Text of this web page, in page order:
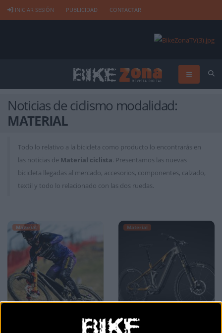
INICIAR SESIÓN PUBLICIDAD CONTACTAR
Noticias de ciclismo modalidad:
MATERIAL
Todo lo relativo a la bicicleta como producto lo encontrarás en
las noticias de Material ciclista. Presentamos las nuevas
bicicleta llegadas al mercado, accesorios, componentes, calzado,
textil y todo lo relacionado con las dos ruedas.
Material
Ruedas Mavic Deemax
Material
Llega la nueva Merida